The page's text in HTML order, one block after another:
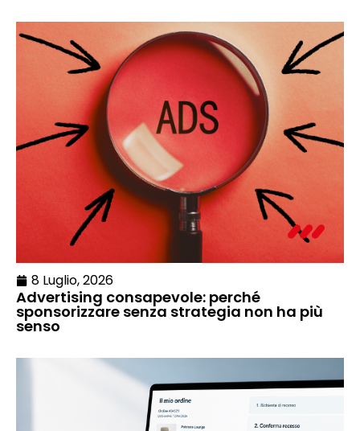
8 Luglio, 2026
Advertising consapevole: perché
sponsorizzare senza strategia non ha più
senso